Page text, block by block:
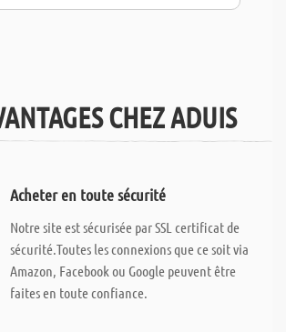
CHEZ ADUIS
Acheter en toute sécurité
Notre site est sécurisée par SSL certificat de
sécurité.Toutes les connexions que ce soit via
Amazon, Facebook ou Google peuvent être
faites en toute confiance.